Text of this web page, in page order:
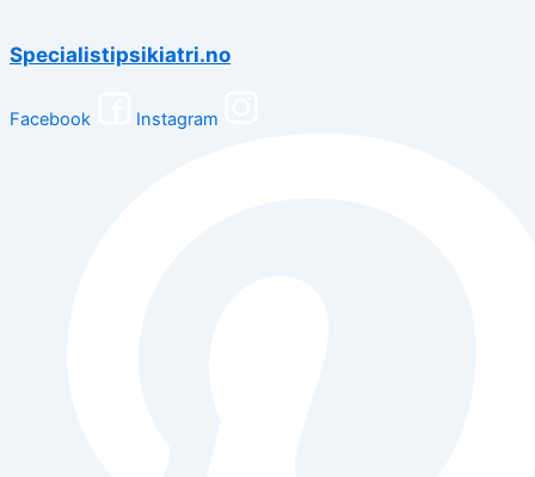
Specialistipsikiatri.no
Facebook Instagram